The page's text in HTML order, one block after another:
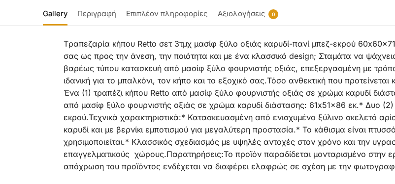
Gallery Περιγραφή Επιπλέον πληροφορίες Αξιολογήσεις 0
Tραπεζαρία κήπου Retto σετ 3τμχ μασίφ ξύλο οξιάς καρυδί-πανί μπεζ-εκρού
σας ως προς την άνεση, την ποιότητα και με ένα κλασσικό design; Σταμάτα να
βαρέως τύπου κατασκευή από μασίφ ξύλο φουρνιστής οξιάς, επεξεργασμένη με
ιδανική για το μπαλκόνι, τον κήπο και το εξοχικό σας.Τόσο ανθεκτική που
Ένα (1) τραπέζι κήπου Retto από μασίφ ξύλο φουρνιστής οξιάς σε χρώμα καρυδί
από μασίφ ξύλο φουρνιστής οξιάς σε χρώμα καρυδί διάστασης: 61x51x86 εκ.* Δυο
εκρού.Τεχνικά χαρακτηριστικά:* Κατασκευασμένη από ενισχυμένο ξύλινο σκελετό
καρυδί και με βερνίκι εμποτισμού για μεγαλύτερη προστασία.* Το κάθισμα είναι
χρησιμοποιείται.* Κλασσικός σχεδιασμός με υψηλές αντοχές στον χρόνο και την
επαγγελματικούς χώρους.Παρατηρήσεις:Το προϊόν παραδίδεται μονταρισμένο στην
απόχρωση του προϊόντος ενδέχεται να διαφέρει ελαφρώς σε σχέση με την